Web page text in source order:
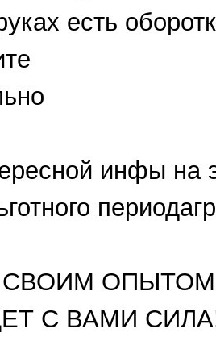
есть
инфы на
СВОИМ
С ВАМИ